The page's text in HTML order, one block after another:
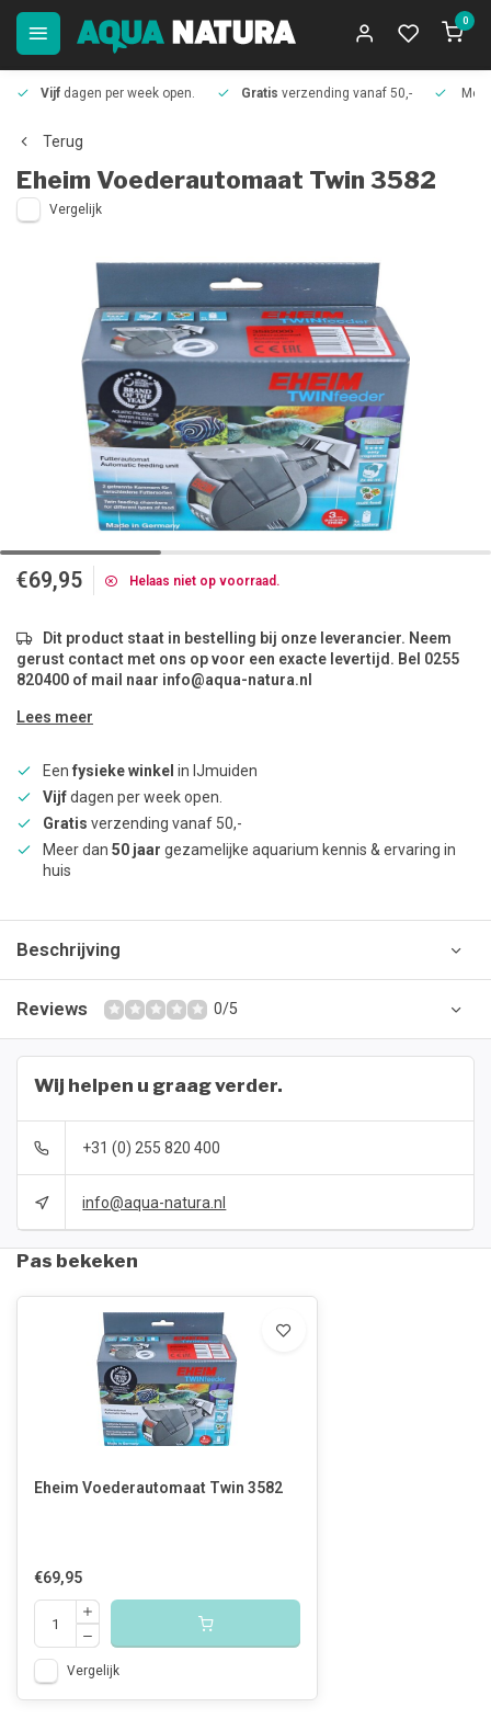
0
Vijf dagen per week open. Gratis verzending vanaf 50,-
Terug
Eheim Voederautomaat Twin 3582
Vergelijk
€69,95 Helaas niet op voorraad.
Dit product staat in bestelling bij onze leverancier. Neem
gerust contact met ons op voor een exacte levertijd. Bel 0255
820400 of mail naar info@aqua-natura.nl
Lees meer
Een fysieke winkel in IJmuiden
Vijfdagen per week open.
Gratis verzending vanaf 50,-
Meer dan 50 jaar gezamelijke aquarium kennis & ervaring in
huis
Beschrijving
Reviews 0/5
Wij helpen u graag verder.
+31 (0) 255 820 400
info@aqua-natura.nl
Pas bekeken
Eheim Voederautomaat Twin 3582
€69,95
Vergelijk